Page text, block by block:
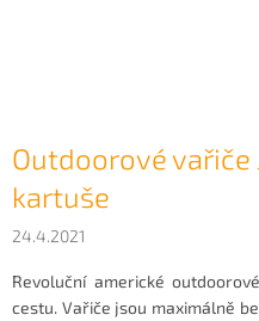
Outdoorové vařiče
kartuše
24.4.2021
Revoluční americké
cestu. Vařiče jsou maximálně